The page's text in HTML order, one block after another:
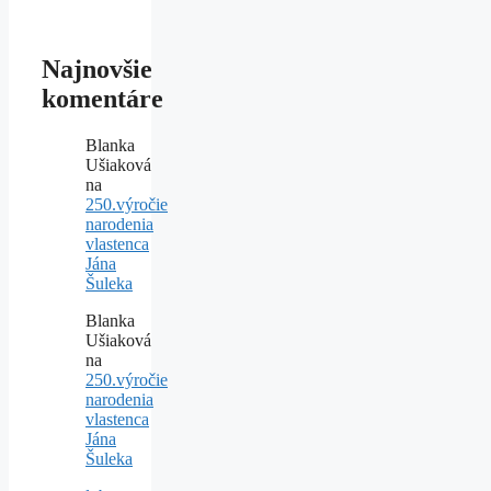
Najnovšie
komentáre
Blanka
Ušiaková
na
250.výročie
narodenia
vlastenca
Jána
Šuleka
Blanka
Ušiaková
na
250.výročie
narodenia
vlastenca
Jána
Šuleka